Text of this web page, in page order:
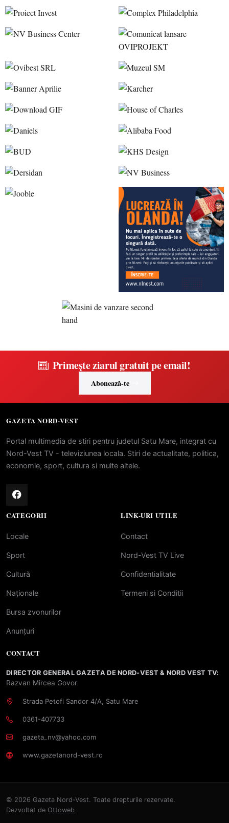
Primește ziarul gratuit pe email!
Abonează-te
GAZETA NORD-VEST
Portal multimedia de stiri pentru judetul Satu Mare, integrat cu
Nord-Vest TV - televiziunea locala. Stiri de actualitate, politica,
economie, sport, cultura si multe altele.
CATEGORII
Locale
Sport
Cultură
Naționale
Bursa zvonurilor
Anunțuri
LINK-URI UTILE
Contact
Nord-Vest TV Live
Confidentialitate
Termeni si Conditii
CONTACT
DIRECTOR GENERAL GAZETA DE NORD-VEST & NORD VEST TV:
Razvan Mircea Govor
Strada Petofi Sandor 4/A, Satu Mare
0361-407733
gazeta_nv@yahoo.com
www.gazetanord-vest.ro
© 2026 Gazeta Nord-Vest. Toate drepturile rezervate.
Dezvoltat de Ottoweb